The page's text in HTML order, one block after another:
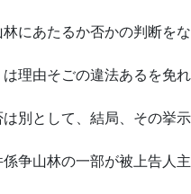
にあたるか否かの判断をな
理由そごの違法あるを免れ
別として、結局、その挙示
争山林の一部が被上告人主